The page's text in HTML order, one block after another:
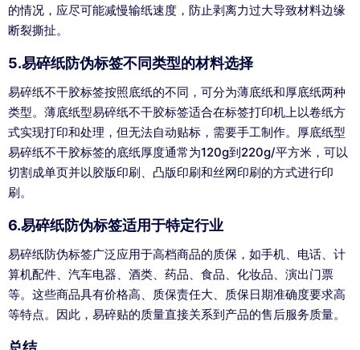
的情况，应尽可能减慢输纸速度，防止剥离力过大导致材料边缘
断裂撕扯。
5.易碎纸防伪标签不同类型的材料选择
易碎纸不干胶标签按照底纸的不同，可分为薄底纸和厚底纸两种
类型。薄底纸型易碎纸不干胶标签适合在标签打印机上以卷纸方
式实现打印和处理，但无法自动贴标，需要手工制作。厚底纸型
易碎纸不干胶标签的底纸厚度通常为120g到220g/平方米，可以
切割成单页并以胶版印刷、凸版印刷和丝网印刷的方式进行印
刷。
6.易碎纸防伪标签适用于特定行业
易碎纸防伪标签广泛应用于高档商品的质保，如手机、电话、计
算机配件、汽车电器、酒类、药品、食品、化妆品、演出门票
等。这些商品具有价格高、质保责任大、质保日期准确度要求高
等特点。因此，易碎贴的质量直接关系到产品的售后服务质量。